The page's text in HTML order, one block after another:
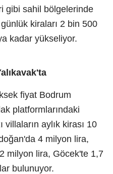
gibi sahil bölgelerinde
kiraları 2 bin 500
kadar yükseliyor.
fiyat Bodrum
platformlarındaki
aylık kirası 10
4 milyon lira,
milyon lira, Göcek'te 1,7
bulunuyor.